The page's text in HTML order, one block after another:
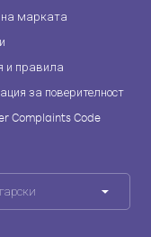
марката
и правила
за поверителност
Complaints Code